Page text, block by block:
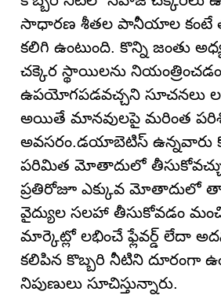
సాధారణ శీతల పానీయాల కంటే
కలిగి ఉంటుంది. కొన్ని జంతు
చక్కెర స్థాయిలను
ఉపయోగపడవచ్చని సూచనలు
అయితే మానవులపై మరింత
అవసరం.డయాబెటిస్ ఉన్నవారు
పరిమిత మోతాదులో
ప్రతిరోజూ ఎక్కువ మోతాదులో
వైద్యుల సలహా తీసుకోవడం
మార్కెట్లో లభించే ఫ్లేవర్డ్ లేదా
కలిపిన కొబ్బరి నీటిని దూరంగా
నిపుణులు సూచిస్తున్నారు.